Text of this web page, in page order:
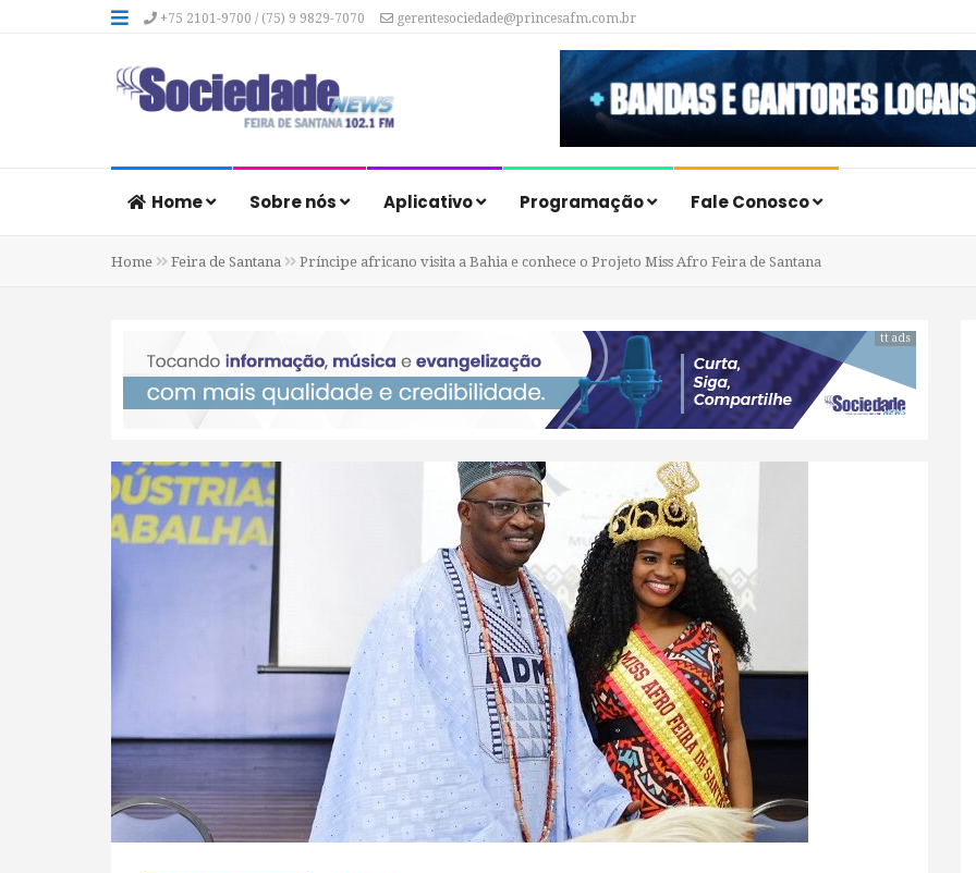
+75 2101-9700 / (75) 9 9829-7070 gerentesociedade@princesafm.com.br
Home Sobre nós Aplicativo Programação Fale Conosco
Home Feira de Santana Príncipe africano visita a Bahia e conhece o Projeto Miss Afro Feira de Santana
tt ads